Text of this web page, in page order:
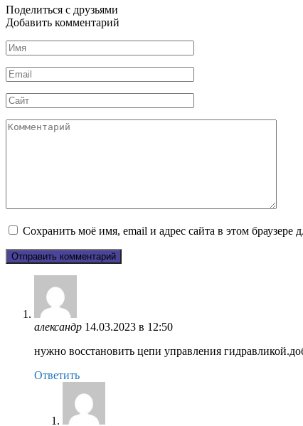
Поделиться с друзьями
Добавить комментарий
Имя
*
Email
*
Сайт
Комментарий
Сохранить моё имя, email и адрес сайта в этом
александр 14.03.2023 в 12:50
нужно восстановить цепи управления
Ответить